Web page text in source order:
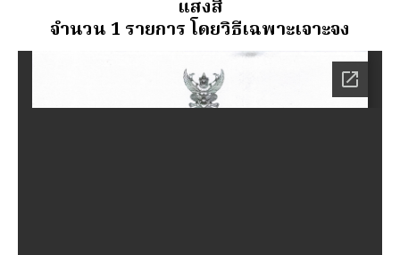
แสงสี
จํานวน 1 รายการ โดยวิธีเฉพาะเจาะจง